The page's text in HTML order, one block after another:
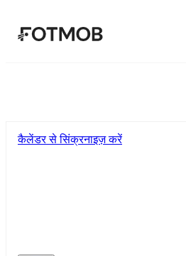
कैलेंडर से सिंक्रनाइज़ करें